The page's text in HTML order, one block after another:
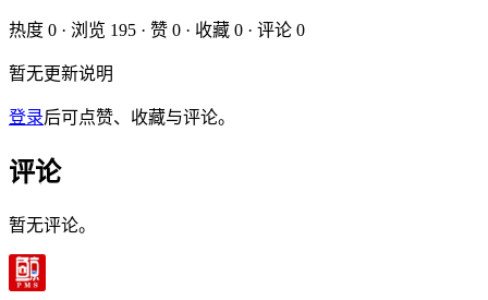
热度 0 · 浏览 195 · 赞 0 · 收藏 0 · 评论 0
暂无更新说明
登录后可点赞、收藏与评论。
评论
暂无评论。